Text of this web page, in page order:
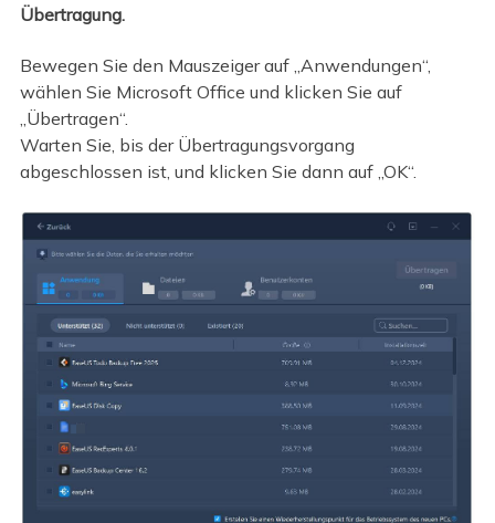
Übertragung.
Bewegen Sie den Mauszeiger auf „Anwendungen“,
wählen Sie Microsoft Office und klicken Sie auf
„Übertragen“.
Warten Sie, bis der Übertragungsvorgang
abgeschlossen ist, und klicken Sie dann auf „OK“.